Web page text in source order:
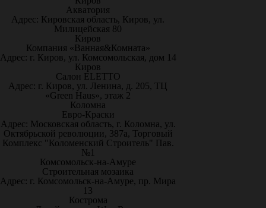
Акватория
Адрес: Кировская область, Киров, ул.
Милицейская 80
Киров
Компания «Ванная&Комната»
Адрес: г. Киров, ул. Комсомольская, дом 14
Киров
Салон ELETTO
Адрес: г. Киров, ул. Ленина, д. 205, ТЦ
«Green Haus», этаж 2
Коломна
Евро-Краски
Адрес: Московская область, г. Коломна, ул.
Октябрьской революции, 387а, Торговый
Комплекс "Коломенский Строитель" Пав.
№1
Комсомольск-на-Амуре
Строительная мозаика
Адрес: г. Комсомольск-на-Амуре, пр. Мира
13
Кострома